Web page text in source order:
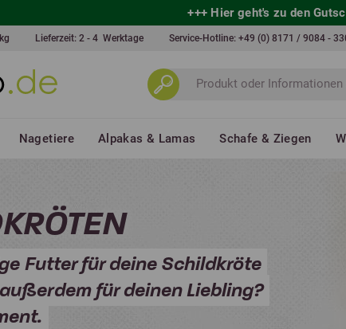
+++ Hier geht's zu den
Lieferzeit: 2 - 4 Werktage Service-Hotline: +49 (0) 8171 / 9084 -
Nagetiere Alpakas & Lamas Schafe & Ziegen
Futter für deine Schildkröte
für deinen Liebling?